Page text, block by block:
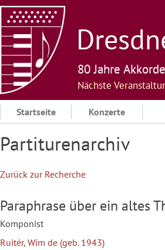
Skip
to
content
80 Jahre
Nächste
Startseite Konzerte
Partiturenarchiv
Zurück zur Recherche
Paraphrase über ein altes
Komponist
Ruitér, Wim de (geb. 1943)